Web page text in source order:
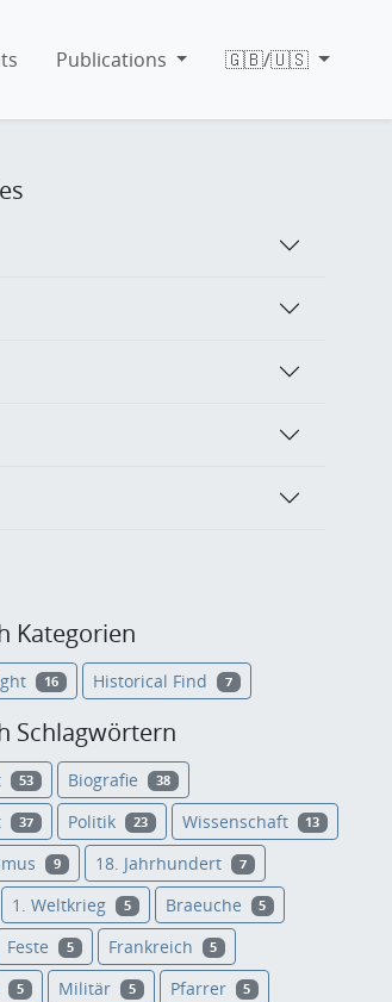
Publications 🇬🇧/🇺🇸
Kategorien
16 Historical Find 7
Schlagwörtern
53 Biografie 38
37 Politik 23 Wissenschaft 13
9 18. Jahrhundert 7
1. Weltkrieg 5 Braeuche 5
Feste 5 Frankreich 5
5 Militär 5 Pfarrer 5